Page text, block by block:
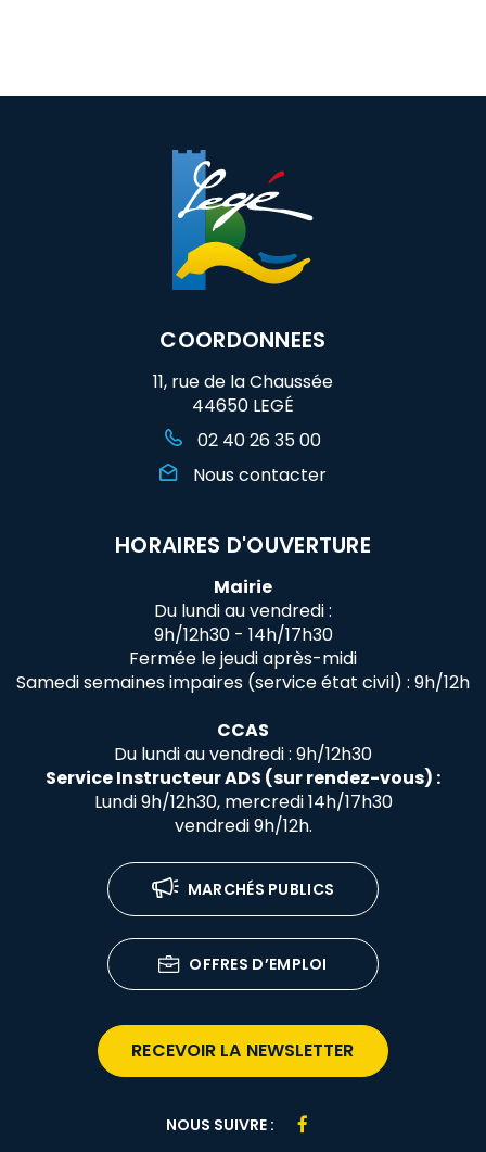
COORDONNEES
11, rue de la Chaussée
44650 LEGÉ
02 40 26 35 00
Nous contacter
HORAIRES D'OUVERTURE
Mairie
Du lundi au vendredi :
9h/12h30 - 14h/17h30
Fermée le jeudi après-midi
Samedi semaines impaires (service état civil) : 9h/12h
CCAS
Du lundi au vendredi : 9h/12h30
Service Instructeur ADS (sur rendez-vous) :
Lundi 9h/12h30, mercredi 14h/17h30
vendredi 9h/12h.
MARCHÉS PUBLICS
OFFRES D’EMPLOI
RECEVOIR LA NEWSLETTER
NOUS SUIVRE :